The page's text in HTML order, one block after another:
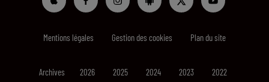
Mentions légales Gestion des cookies Plan du site
Archives 2026 2025 2024 2023 2022